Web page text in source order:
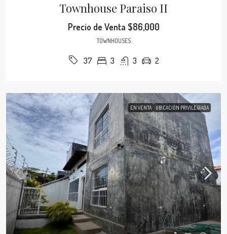
Townhouse Paraiso II
Precio de Venta $86,000
TOWNHOUSES
37 3 3 2
EN VENTA UBICACIÓN PRIVILEGIADA